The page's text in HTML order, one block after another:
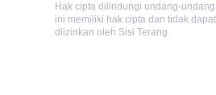
Hak cipta dilindungi undang-
ini memiliki hak cipta dan tidak
diizinkan oleh Sisi Terang.